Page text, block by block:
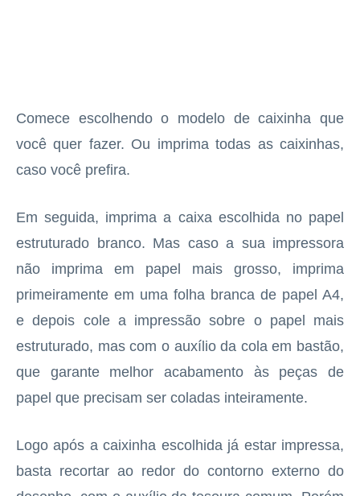
Comece escolhendo o modelo de caixinha que
você quer fazer. Ou imprima todas as caixinhas,
caso você prefira.
Em seguida, imprima a caixa escolhida no papel
estruturado branco. Mas caso a sua impressora
não imprima em papel mais grosso, imprima
primeiramente em uma folha branca de papel A4,
e depois cole a impressão sobre o papel mais
estruturado, mas com o auxílio da cola em bastão,
que garante melhor acabamento às peças de
papel que precisam ser coladas inteiramente.
Logo após a caixinha escolhida já estar impressa,
basta recortar ao redor do contorno externo do